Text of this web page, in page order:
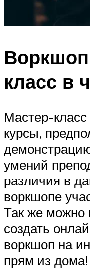
класс в
Мастер-
курсы,
умений
различия в
воркшопе
Так же можно
создать
воркшоп на
прям из дома!